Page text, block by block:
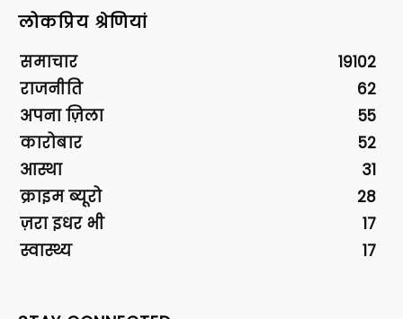
लोकप्रिय श्रेणियां
समाचार
19102
राजनीति
62
अपना ज़िला
55
कारोबार
52
आस्था
31
क्राइम ब्यूरो
28
ज़रा इधर भी
17
स्वास्थ्य
17